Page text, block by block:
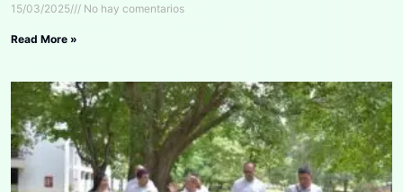
15/03/2025 No hay comentarios
Read More »